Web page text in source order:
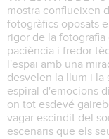
mostra conflueixen
fotogràfics oposats
rigor de la
paciència i fredor
l'espai amb una
desvelen la llum i la
espiral d'emocions
on tot esdevé
vagar escindit del
escenaris que els